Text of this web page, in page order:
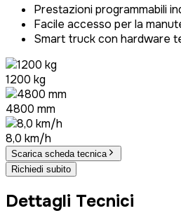
Prestazioni programmabili
Facile accesso per la
Smart truck con hardware
1200 kg
4800 mm
8,0 km/h
Scarica scheda tecnica
Richiedi subito
Dettagli Tecnici